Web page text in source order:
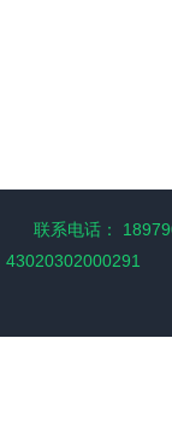
联系电话：
43020302000291